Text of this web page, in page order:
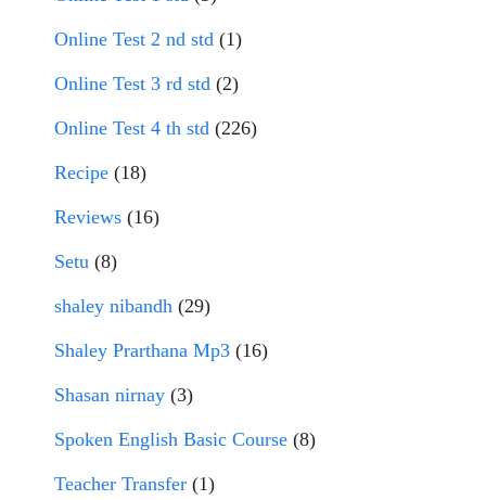
Online Test 2 nd std (1)
Online Test 3 rd std (2)
Online Test 4 th std (226)
Recipe (18)
Reviews (16)
Setu (8)
shaley nibandh (29)
Shaley Prarthana Mp3 (16)
Shasan nirnay (3)
Spoken English Basic Course (8)
Teacher Transfer (1)